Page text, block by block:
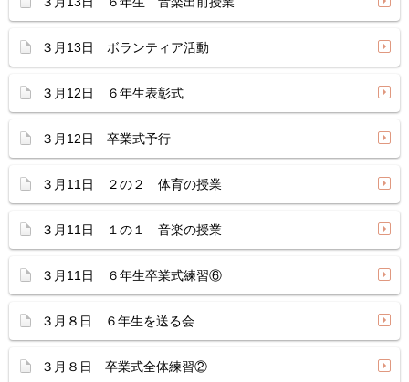
３月13日 ボランティア活動
３月12日 ６年生表彰式
３月12日 卒業式予行
３月11日 ２の２ 体育の授業
３月11日 １の１ 音楽の授業
３月11日 ６年生卒業式練習⑥
３月８日 ６年生を送る会
３月８日 卒業式全体練習②